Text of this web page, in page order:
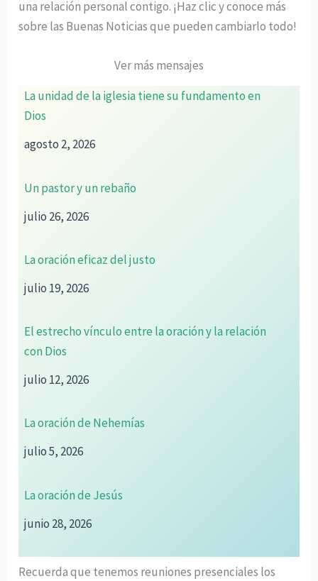
una relación personal contigo. ¡Haz clic y conoce más
sobre las Buenas Noticias que pueden cambiarlo todo!
Ver más mensajes
La unidad de la iglesia tiene su fundamento en
Dios
agosto 2, 2026
Un pastor y un rebaño
julio 26, 2026
La oración eficaz del justo
julio 19, 2026
El estrecho vínculo entre la oración y la relación
con Dios
julio 12, 2026
La oración de Nehemías
julio 5, 2026
La oración de Jesús
junio 28, 2026
Recuerda que tenemos reuniones presenciales los